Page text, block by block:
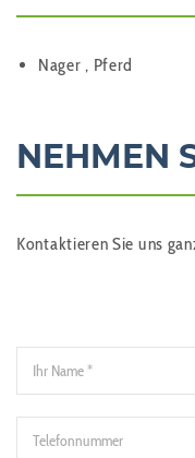
Nager , Pferd
NEHMEN
Kontaktieren Sie uns